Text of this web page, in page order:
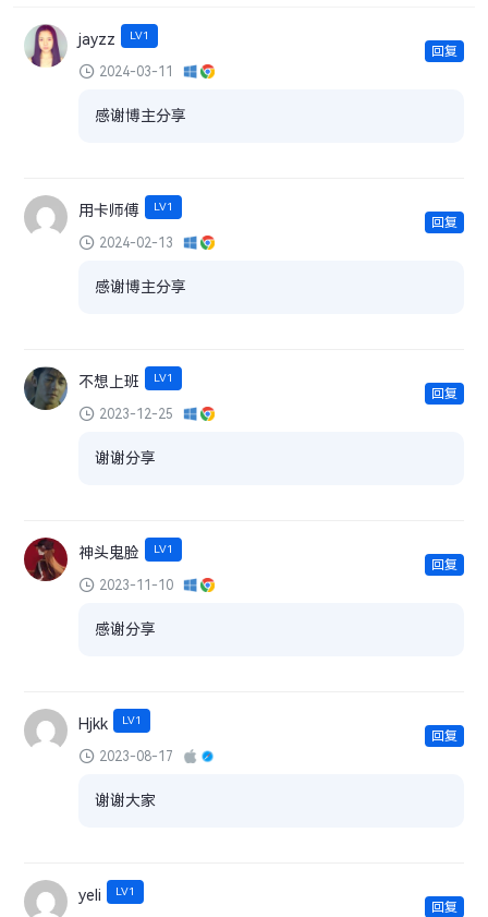
jayzz LV1
2024-03-11
感谢博主分享
回复
用卡师傅 LV1
2024-02-13
感谢博主分享
回复
不想上班 LV1
2023-12-25
谢谢分享
回复
神头鬼脸 LV1
2023-11-10
感谢分享
回复
Hjkk LV1
2023-08-17
谢谢大家
回复
yeli LV1
回复